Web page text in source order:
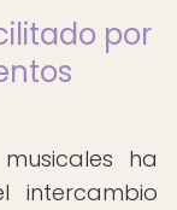
por
ha
intercambio